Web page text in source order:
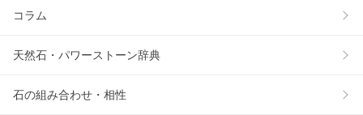
コラム
天然石・パワーストーン辞典
石の組み合わせ・相性